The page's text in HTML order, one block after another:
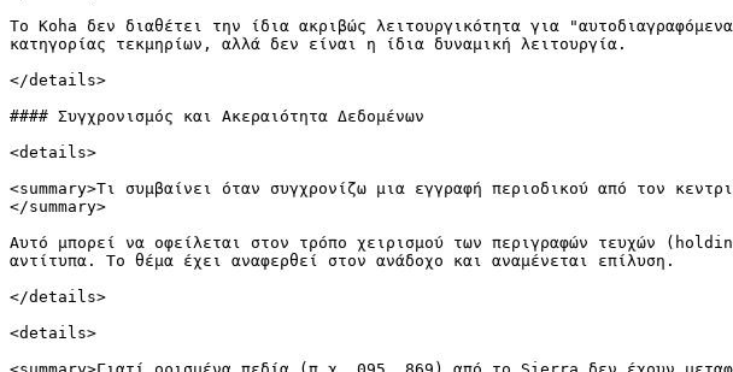
Το Koha δεν διαθέτει την ίδια ακριβώς λειτουργικότητα για
κατηγορίας τεκμηρίων, αλλά δεν είναι η ίδια δυναμική λειτουργία.
</details>
#### Συγχρονισμός και Ακεραιότητα Δεδομένων
<details>
<summary>Τι συμβαίνει όταν συγχρονίζω μια εγγραφή περιοδικού από τον
</summary>
Αυτό μπορεί να οφείλεται στον τρόπο χειρισμού των περιγραφών τευχών
αντίτυπα. Το θέμα έχει αναφερθεί στον ανάδοχο και αναμένεται επίλυση.
</details>
<details>